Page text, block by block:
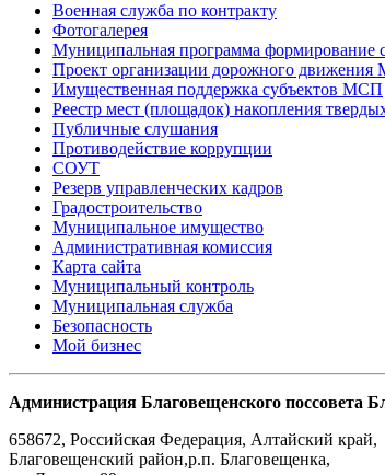
Военная служба по контракту
Фотогалерея
Муниципальная программа формирование
Проект организации дорожного движения
Имущественная поддержка субъектов МСП
Реестр мест (площадок) накопления
Публичные слушания
Противодействие коррупции
СОУТ
Резерв управленческих кадров
Градостроительство
Муниципальное имущество
Административная комиссия
Карта сайта
Муниципальный контроль
Муниципальная служба
Безопасность
Мой бизнес
Администрация Благовещенского поссовета
658672, Российская Федерация, Алтайский край,
Благовещенский район,р.п. Благовещенка,